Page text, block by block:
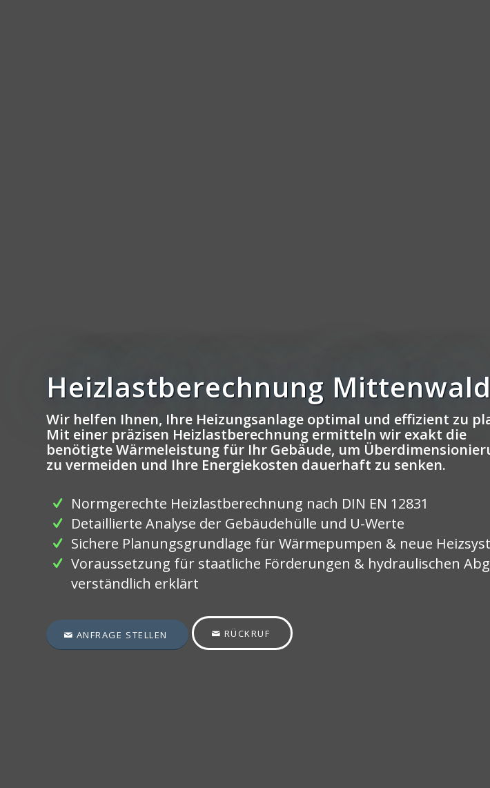
Heizlastberechnung Mittenwald
Wir helfen Ihnen, Ihre Heizungsanlage optimal und effizient zu
Mit einer präzisen Heizlastberechnung ermitteln wir exakt die
benötigte Wärmeleistung für Ihr Gebäude, um
zu vermeiden und Ihre Energiekosten dauerhaft zu senken.
Normgerechte Heizlastberechnung nach DIN EN 12831
Detaillierte Analyse der Gebäudehülle und U-Werte
Sichere Planungsgrundlage für Wärmepumpen & neue
Voraussetzung für staatliche Förderungen & hydraulischen
verständlich erklärt
ANFRAGE STELLEN RÜCKRUF